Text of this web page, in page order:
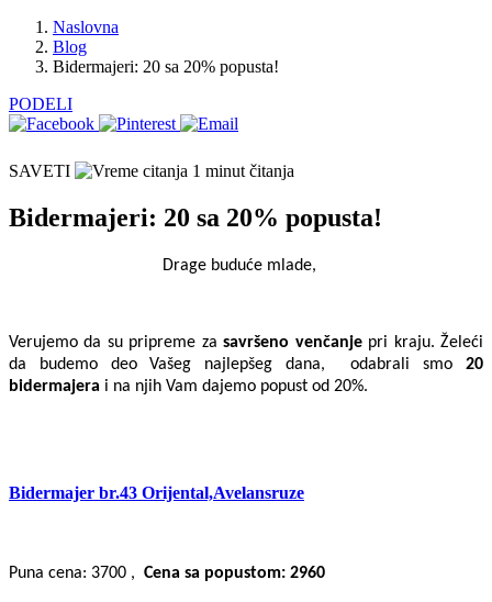
Naslovna
Blog
Bidermajeri: 20 sa 20% popusta!
PODELI
SAVETI 1 minut čitanja
Bidermajeri: 20 sa 20% popusta!
Drage buduće mlade,
Verujemo da su pripreme zasavršeno venčanjepri kraju. Želeći
da budemo deo Vašeg najlepšeg dana,
odabrali smo20
bidermajera i na njih Vam dajemo popust od 20%.
Bidermajer br.43 Orijental,Avelansruze
Puna cena: 3700 , Cena sa popustom: 2960